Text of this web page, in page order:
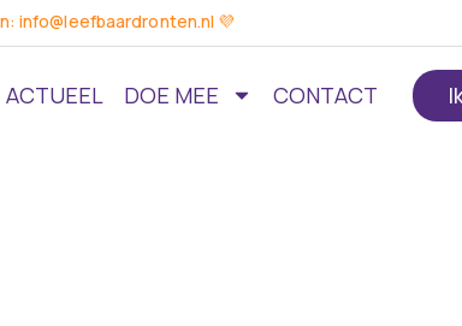
info@leefbaardronten.nl 💜
ACTUEEL DOE MEE CONTACT